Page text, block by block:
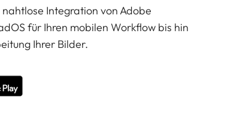
nahtlose Integration von Adobe
für Ihren mobilen Workflow bis hin
Ihrer Bilder.